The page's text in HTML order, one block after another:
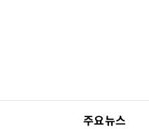
주요뉴스